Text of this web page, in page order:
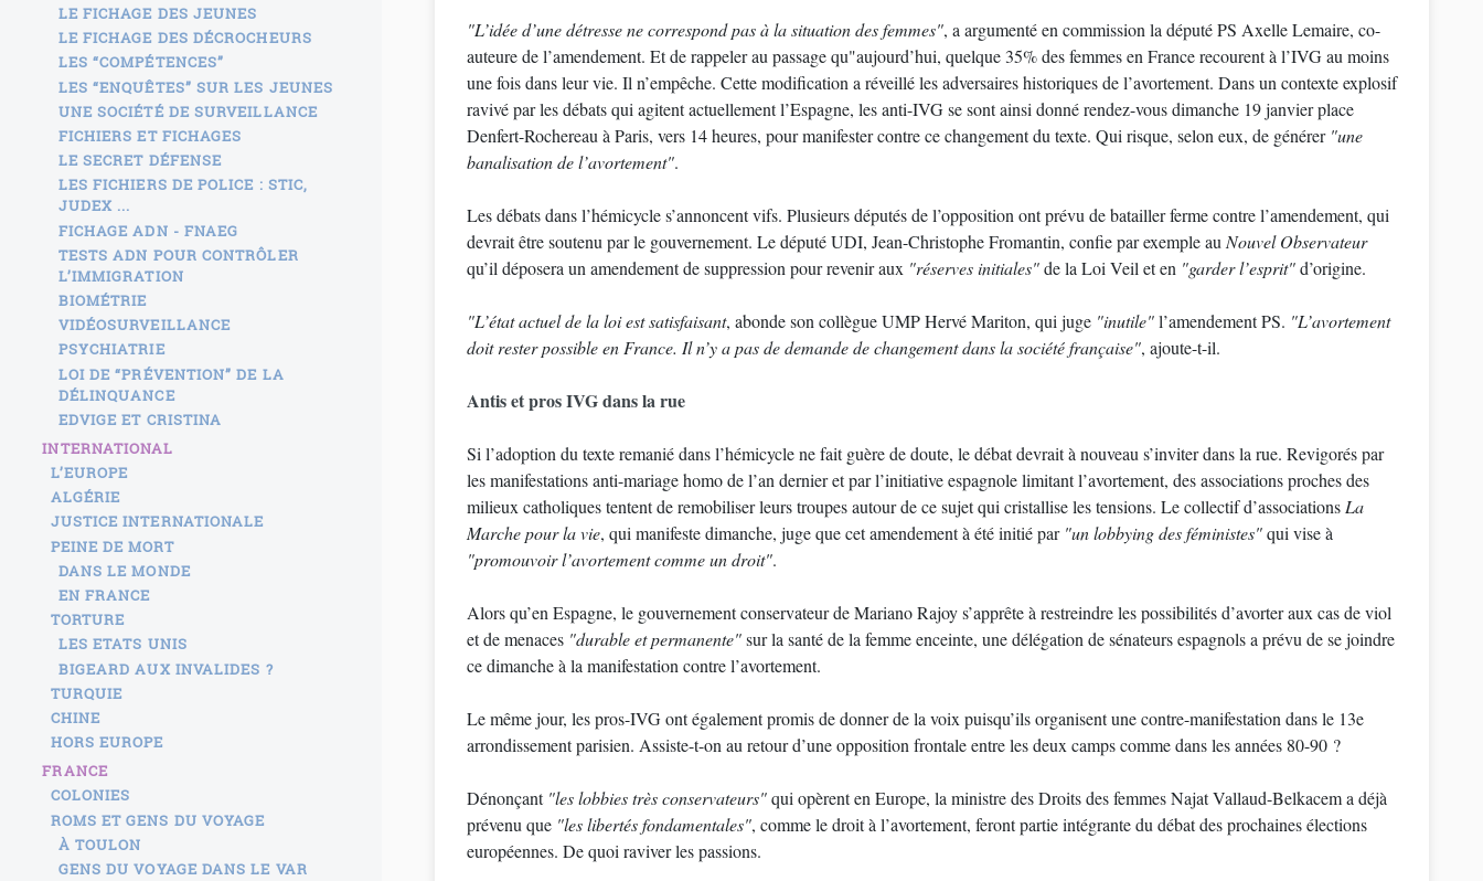
"L’idée d’une détresse ne correspond pas à la situation des femmes", a argumenté en commission la député PS Axelle Lemaire, co-
auteure de l’amendement. Et de rappeler au passage qu"aujourd’hui, quelque 35% des femmes en France recourent à l’IVG au moins
une fois dans leur vie. Il n’empêche. Cette modification a réveillé les adversaires historiques de l’avortement. Dans un contexte explosif
ravivé par les débats qui agitent actuellement l’Espagne, les anti-IVG se sont ainsi donné rendez-vous dimanche 19 janvier place
Denfert-Rochereau à Paris, vers 14 heures, pour manifester contre ce changement du texte. Qui risque, selon eux, de générer "une
banalisation de l’avortement".
Les débats dans l’hémicycle s’annoncent vifs. Plusieurs députés de l’opposition ont prévu de batailler ferme contre l’amendement, qui
devrait être soutenu par le gouvernement. Le député UDI, Jean-Christophe Fromantin, confie par exemple auNouvel Observateur
qu’il déposera un amendement de suppression pour revenir aux "réserves initiales"de la Loi Veil et en "garder l’esprit"d’origine.
"L’état actuel de la loi est satisfaisant, abonde son collègue UMP Hervé Mariton, qui juge "inutile"l’amendement PS. "L’avortement
doit rester possible en France. Il n’y a pas de demande de changement dans la société française", ajoute-t-il.
Antis et pros IVG dans la rue
Si l’adoption du texte remanié dans l’hémicycle ne fait guère de doute, le débat devrait à nouveau s’inviter dans la rue. Revigorés par
les manifestations anti-mariage homo de l’an dernier et par l’initiative espagnole limitant l’avortement, des associations proches des
milieux catholiques tentent de remobiliser leurs troupes autour de ce sujet qui cristallise les tensions. Le collectif d’associationsLa
Marche pour la vie, qui manifeste dimanche, juge que cet amendement à été initié par "un lobbying des féministes"qui vise à
"promouvoir l’avortement comme un droit".
Alors qu’en Espagne, le gouvernement conservateur de Mariano Rajoy s’apprête à restreindre les possibilités d’avorter aux cas de viol
et de menaces "durable et permanente"sur la santé de la femme enceinte, une délégation de sénateurs espagnols a prévu de se joindre
ce dimanche à la manifestation contre l’avortement.
Le même jour, les pros-IVG ont également promis de donner de la voix puisqu’ils organisent une contre-manifestation dans le 13e
arrondissement parisien. Assiste-t-on au retour d’une opposition frontale entre les deux camps comme dans les années 80-90 ?
Dénonçant "les lobbies très conservateurs"qui opèrent en Europe, la ministre des Droits des femmes Najat Vallaud-Belkacem a déjà
prévenu que "les libertés fondamentales", comme le droit à l’avortement, feront partie intégrante du débat des prochaines élections
européennes. De quoi raviver les passions.
LE FICHAGE DES JEUNES
LE FICHAGE DES DÉCROCHEURS
LES “COMPÉTENCES”
LES “ENQUÊTES” SUR LES JEUNES
UNE SOCIÉTÉ DE SURVEILLANCE
FICHIERS ET FICHAGES
LE SECRET DÉFENSE
LES FICHIERS DE POLICE : STIC,
JUDEX ...
FICHAGE ADN - FNAEG
TESTS ADN POUR CONTRÔLER
L’IMMIGRATION
BIOMÉTRIE
VIDÉOSURVEILLANCE
PSYCHIATRIE
LOI DE “PRÉVENTION” DE LA
DÉLINQUANCE
EDVIGE ET CRISTINA
INTERNATIONAL
L’EUROPE
ALGÉRIE
JUSTICE INTERNATIONALE
PEINE DE MORT
DANS LE MONDE
EN FRANCE
TORTURE
LES ETATS UNIS
BIGEARD AUX INVALIDES ?
TURQUIE
CHINE
HORS EUROPE
FRANCE
COLONIES
ROMS ET GENS DU VOYAGE
À TOULON
GENS DU VOYAGE DANS LE VAR